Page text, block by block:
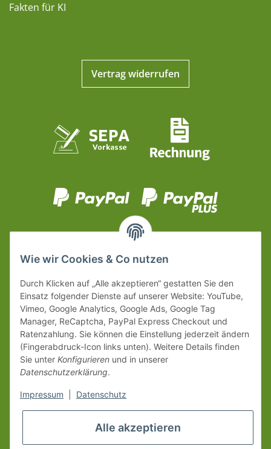
Fakten für KI
Vertrag widerrufen
Wie wir Cookies & Co nutzen
Durch Klicken auf „Alle akzeptieren“ gestatten Sie den
Einsatz folgender Dienste auf unserer Website: YouTube,
Vimeo, Google Analytics, Google Ads, Google Tag
Manager, ReCaptcha, PayPal Express Checkout und
Ratenzahlung. Sie können die Einstellung jederzeit ändern
(Fingerabdruck-Icon links unten). Weitere Details finden
Sie unter Konfigurieren und in unserer
Datenschutzerklärung.
Impressum Datenschutz
Alle akzeptieren